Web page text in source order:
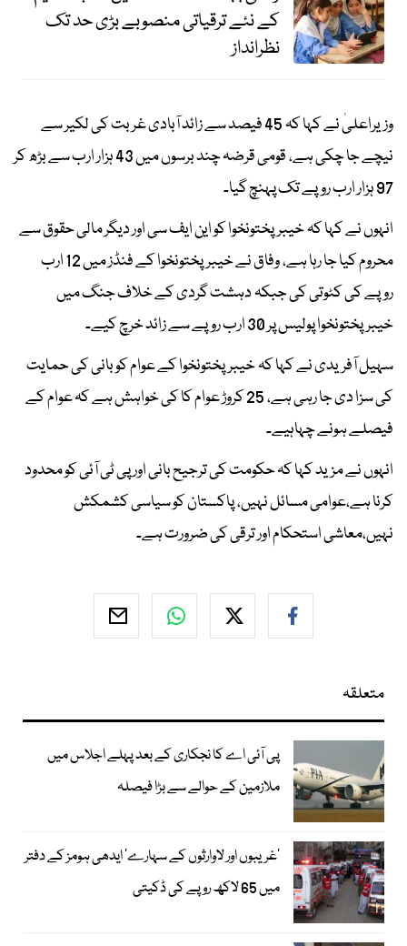
کے نئے ترقیاتی منصوبے بڑی حد تک
نظرانداز
وزیراعلیٰ نے کہا کہ 45 فیصد سے زائد آبادی غربت کی لکیر سے
نیچے جا چکی ہے، قومی قرضہ چند برسوں میں 43 ہزار ارب سے بڑھ کر
97 ہزار ارب روپے تک پہنچ گیا۔
انہوں نے کہا کہ خیبرپختونخوا کو این ایف سی اور دیگر مالی حقوق سے
محروم کیا جا رہا ہے، وفاق نے خیبرپختونخوا کے فنڈز میں 12 ارب
روپے کی کٹوتی کی جبکہ دہشت گردی کے خلاف جنگ میں
خیبرپختونخوا پولیس پر 30 ارب روپے سے زائد خرچ کیے۔
سہیل آفریدی نے کہا کہ خیبرپختونخوا کے عوام کو بانی کی حمایت
کی سزا دی جا رہی ہے، 25 کروڑ عوام کا کی خواہش ہے کہ عوام کے
فیصلے ہونے چہاہیے۔
انہوں نے مزید کہا کہ حکومت کی ترجیح بانی اور پی ٹی آئی کو محدود
کرنا ہے،عوامی مسائل نہیں، پاکستان کو سیاسی کشمکش
نہیں،معاشی استحکام اور ترقی کی ضرورت ہے۔
متعلقہ
پی آئی اے کا نجکاری کے بعد پہلے اجلاس میں
ملازمین کے حوالے سے بڑا فیصلہ
’غریبوں اور لاوارثوں کے سہارے‘ ایدھی ہومز کے دفتر
میں 65 لاکھ روپے کی ڈکیتی